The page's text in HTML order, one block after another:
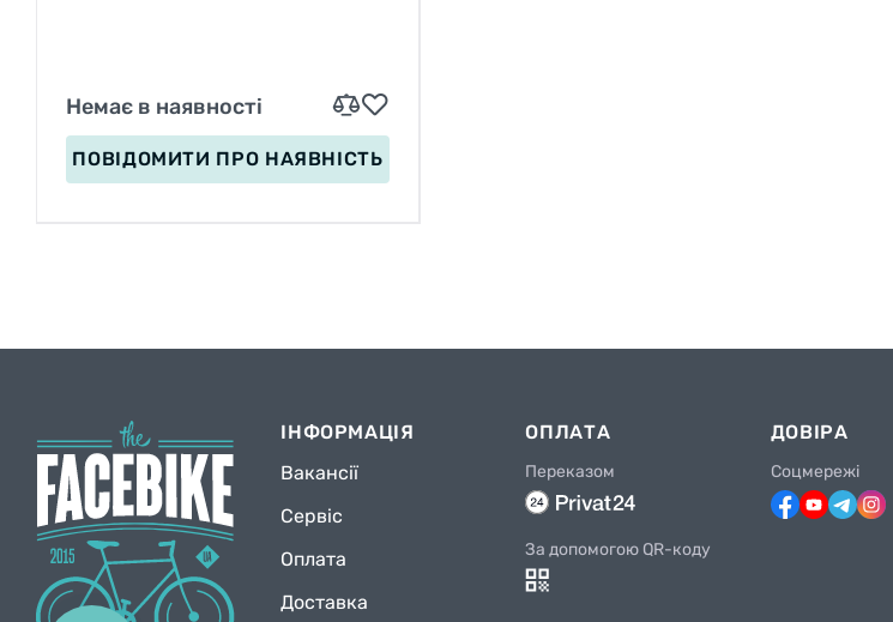
Немає в наявності
ПОВІДОМИТИ ПРО НАЯВНІСТЬ
ІНФОРМАЦІЯ
Вакансії
Сервіс
Оплата
Доставка
ОПЛАТА
Переказом
За допомогою QR-коду
ДОВІРА
Соцмережі